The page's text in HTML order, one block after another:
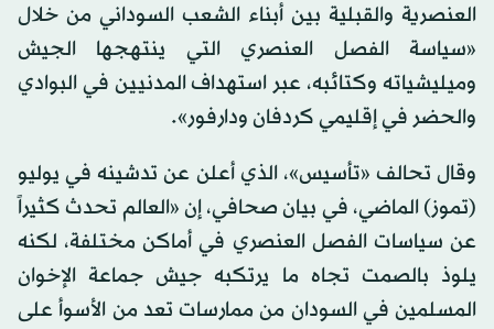
العنصرية والقبلية بين أبناء الشعب السوداني من خلال
«سياسة الفصل العنصري التي ينتهجها الجيش
وميليشياته وكتائبه، عبر استهداف المدنيين في البوادي
والحضر في إقليمي كردفان ودارفور».
وقال تحالف «تأسيس»، الذي أعلن عن تدشينه في يوليو
(تموز) الماضي، في بيان صحافي، إن «العالم تحدث كثيراً
عن سياسات الفصل العنصري في أماكن مختلفة، لكنه
يلوذ بالصمت تجاه ما يرتكبه جيش جماعة الإخوان
المسلمين في السودان من ممارسات تعد من الأسوأ على